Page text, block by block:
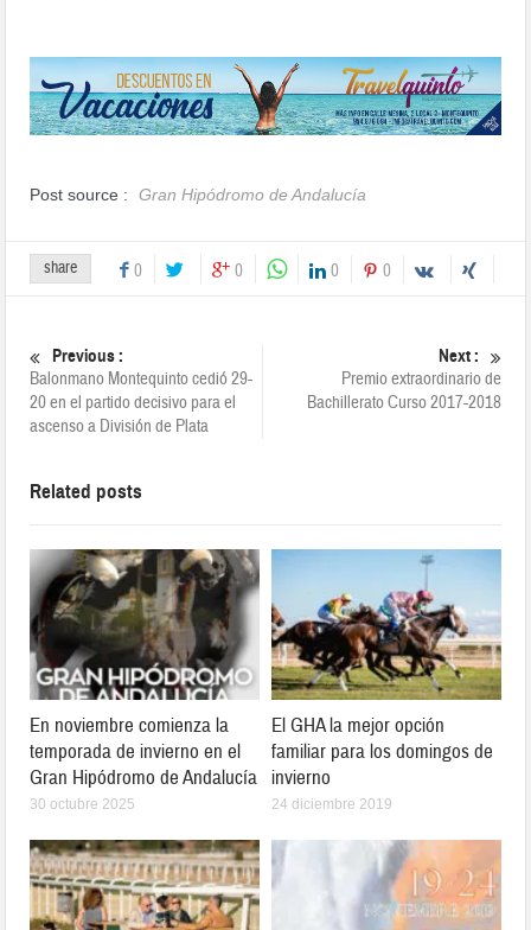
Post source : Gran Hipódromo de Andalucía
share 0 0 0 0
Previous :
Balonmano Montequinto cedió 29-
20 en el partido decisivo para el
ascenso a División de Plata
Next :
Premio extraordinario de
Bachillerato Curso 2017-2018
Related posts
En noviembre comienza la
temporada de invierno en el
Gran Hipódromo de Andalucía
30 octubre 2025
El GHA la mejor opción
familiar para los domingos de
invierno
24 diciembre 2019